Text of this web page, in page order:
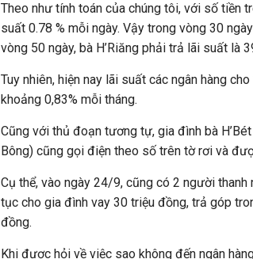
Theo như tính toán của chúng tôi, với số tiền
suất 0.78 % mỗi ngày. Vậy trong vòng 30
vòng 50 ngày, bà H’Riăng phải trả lãi suất là
Tuy nhiên, hiện nay lãi suất các ngân hàng
khoảng 0,83% mỗi tháng.
Cũng với thủ đoạn tương tự, gia đình bà
Bông) cũng gọi điện theo số trên tờ rơi và
Cụ thể, vào ngày 24/9, cũng có 2 người thanh
tục cho gia đình vay 30 triệu đồng, trả góp
đồng.
Khi được hỏi về việc sao không đến ngân